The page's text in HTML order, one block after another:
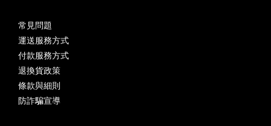
常見問題
運送服務方式
付款服務方式
退換貨政策
條款與細則
防詐騙宣導